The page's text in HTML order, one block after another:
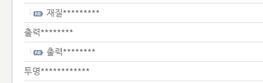
재질*********
출력********
출력********
투명************